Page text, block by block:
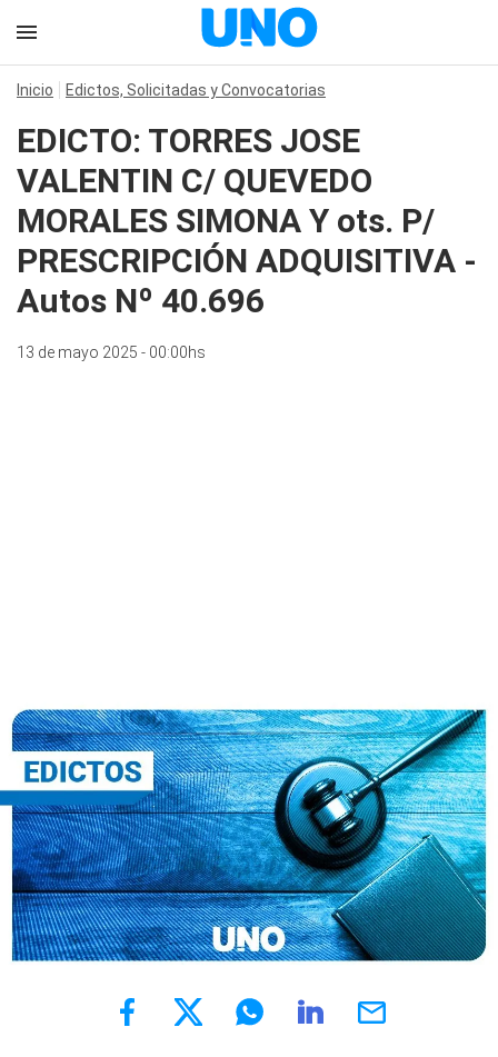
Inicio Edictos, Solicitadas y Convocatorias
EDICTO: TORRES JOSE
VALENTIN C/ QUEVEDO
MORALES SIMONA Y ots. P/
PRESCRIPCIÓN ADQUISITIVA -
Autos Nº 40.696
13 de mayo 2025 - 00:00hs